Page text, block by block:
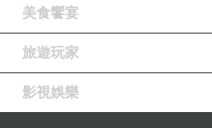
美食饗宴
旅遊玩家
影視娛樂